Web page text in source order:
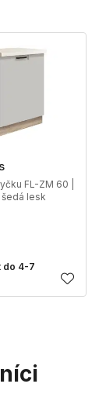
FL-ZM 60 |
lesk
do 4-7